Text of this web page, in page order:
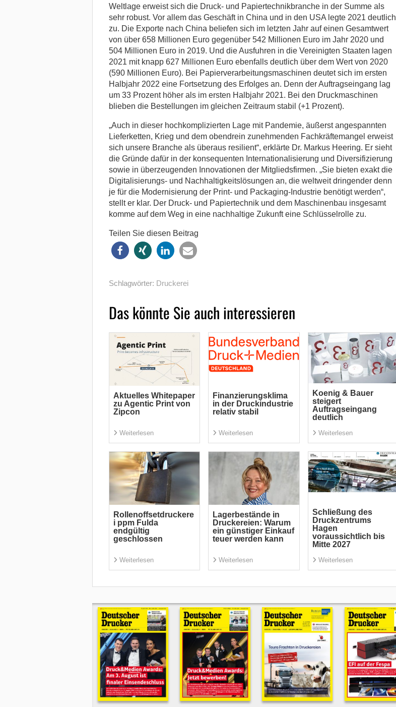
Weltlage erweist sich die Druck- und Papiertechnikbranche in der Summe als
sehr robust. Vor allem das Geschäft in China und in den USA legte 2021 deutlich
zu. Die Exporte nach China beliefen sich im letzten Jahr auf einen Gesamtwert
von über 658 Millionen Euro gegenüber 542 Millionen Euro im Jahr 2020 und
504 Millionen Euro in 2019. Und die Ausfuhren in die Vereinigten Staaten lagen
2021 mit knapp 627 Millionen Euro ebenfalls deutlich über dem Wert von 2020
(590 Millionen Euro). Bei Papierverarbeitungsmaschinen deutet sich im ersten
Halbjahr 2022 eine Fortsetzung des Erfolges an. Denn der Auftragseingang lag
um 33 Prozent höher als im ersten Halbjahr 2021. Bei den Druckmaschinen
blieben die Bestellungen im gleichen Zeitraum stabil (+1 Prozent).
„Auch in dieser hochkomplizierten Lage mit Pandemie, äußerst angespannten
Lieferketten, Krieg und dem obendrein zunehmenden Fachkräftemangel erweist
sich unsere Branche als überaus resilient“, erklärte Dr. Markus Heering. Er sieht
die Gründe dafür in der konsequenten Internationalisierung und Diversifizierung
sowie in überzeugenden Innovationen der Mitgliedsfirmen. „Sie bieten exakt die
Digitalisierungs- und Nachhaltigkeitslösungen an, die weltweit dringender denn
je für die Modernisierung der Print- und Packaging-Industrie benötigt werden“,
stellt er klar. Der Druck- und Papiertechnik und dem Maschinenbau insgesamt
komme auf dem Weg in eine nachhaltige Zukunft eine Schlüsselrolle zu.
Teilen Sie diesen Beitrag
Schlagwörter: Druckerei
Das könnte Sie auch interessieren
Aktuelles Whitepaper
zu Agentic Print von
Zipcon
Weiterlesen
Finanzierungsklima
in der Druckindustrie
relativ stabil
Weiterlesen
Koenig & Bauer
steigert
Auftragseingang
deutlich
Weiterlesen
Rollenoffsetdruckere
i ppm Fulda
endgültig
geschlossen
Weiterlesen
Lagerbestände in
Druckereien: Warum
ein günstiger Einkauf
teuer werden kann
Weiterlesen
Schließung des
Druckzentrums
Hagen
voraussichtlich bis
Mitte 2027
Weiterlesen